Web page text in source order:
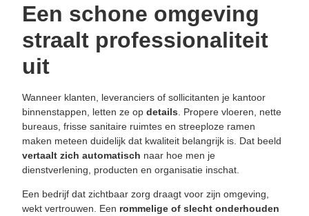
Een schone omgeving
straalt professionaliteit
uit
Wanneer klanten, leveranciers of sollicitanten je kantoor
binnenstappen, letten ze opdetails . Propere vloeren, nette
bureaus, frisse sanitaire ruimtes en streeploze ramen
maken meteen duidelijk dat kwaliteit belangrijk is. Dat beeld
vertaalt zich automatisch naar hoe men je
dienstverlening, producten en organisatie inschat.
Een bedrijf dat zichtbaar zorg draagt voor zijn omgeving,
wekt vertrouwen. Een rommelige of slecht onderhouden